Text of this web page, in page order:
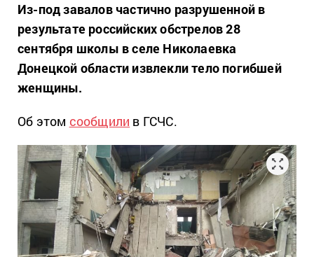
Из-под завалов частично разрушенной в
результате российских обстрелов 28
сентября школы в селе Николаевка
Донецкой области извлекли тело погибшей
женщины.
Об этом сообщили в ГСЧС.